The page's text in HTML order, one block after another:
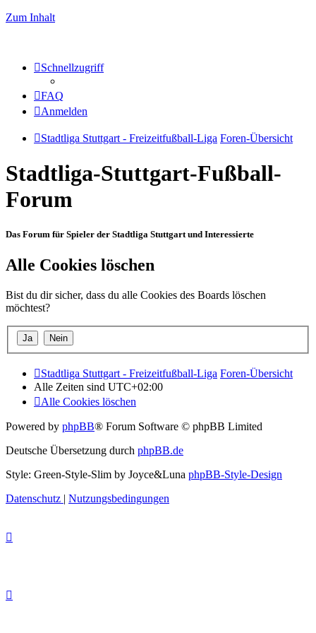
Zum Inhalt
Schnellzugriff
FAQ
Anmelden
Stadtliga Stuttgart - Freizeitfußball-Liga Foren-Übersicht
Stadtliga-Stuttgart-Fußball-
Forum
Das Forum für Spieler der Stadtliga Stuttgart und Interessierte
Alle Cookies löschen
Bist du dir sicher, dass du alle Cookies des Boards löschen
möchtest?
Stadtliga Stuttgart - Freizeitfußball-Liga Foren-Übersicht
Alle Zeiten sind UTC+02:00
Alle Cookies löschen
Powered by phpBB® Forum Software © phpBB Limited
Deutsche Übersetzung durch phpBB.de
Style: Green-Style-Slim by Joyce&Luna phpBB-Style-Design
Datenschutz | Nutzungsbedingungen